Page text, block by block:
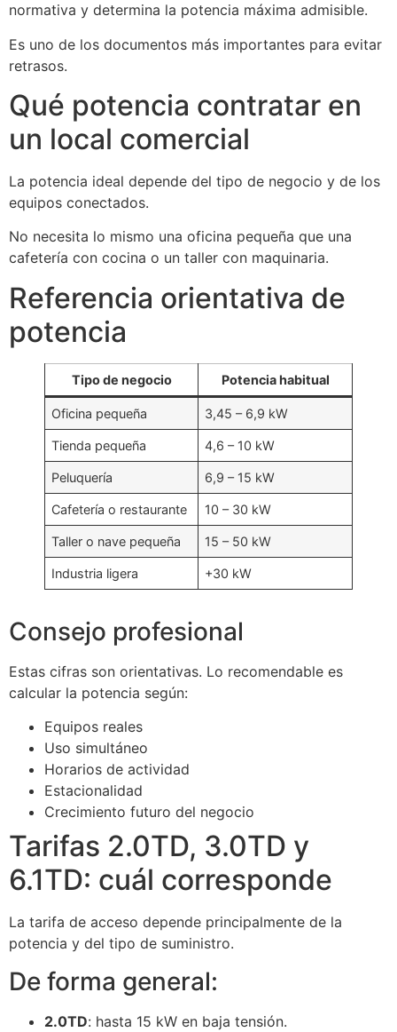
normativa y determina la potencia máxima admisible.
Es uno de los documentos más importantes para evitar
retrasos.
Qué potencia contratar en
un local comercial
La potencia ideal depende del tipo de negocio y de los
equipos conectados.
No necesita lo mismo una oficina pequeña que una
cafetería con cocina o un taller con maquinaria.
Referencia orientativa de
potencia
Tipo de negocio Potencia habitual
Oficina pequeña 3,45 – 6,9 kW
Tienda pequeña 4,6 – 10 kW
Peluquería 6,9 – 15 kW
Cafetería o restaurante 10 – 30 kW
Taller o nave pequeña 15 – 50 kW
Industria ligera +30 kW
Consejo profesional
Estas cifras son orientativas. Lo recomendable es
calcular la potencia según:
Equipos reales
Uso simultáneo
Horarios de actividad
Estacionalidad
Crecimiento futuro del negocio
Tarifas 2.0TD, 3.0TD y
6.1TD: cuál corresponde
La tarifa de acceso depende principalmente de la
potencia y del tipo de suministro.
De forma general:
2.0TD: hasta 15 kW en baja tensión.